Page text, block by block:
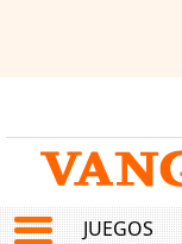
JUEGOS